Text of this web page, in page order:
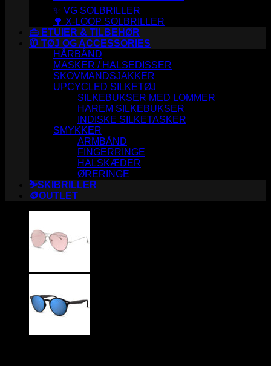
✨ VG SOLBRILLER
🌳 X-LOOP SOLBRILLER
👜 ETUIER & TILBEHØR
🧥 TØJ OG ACCESSORIES
HÅRBÅND
MASKER / HALSEDISSER
SKOVMANDSJAKKER
UPCYCLED SILKETØJ
SILKEBUKSER MED LOMMER
HAREM SILKEBUKSER
INDISKE SILKETASKER
SMYKKER
ARMBÅND
FINGERRINGE
HALSKÆDER
ØRERINGE
⛷️SKIBRILLER
🪙OUTLET